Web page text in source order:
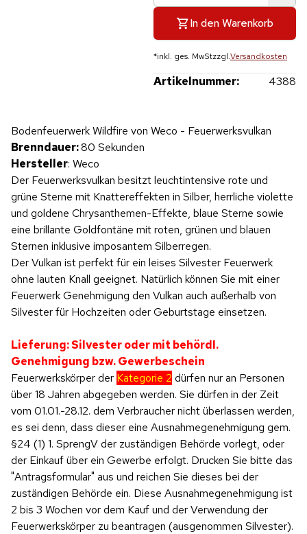
In den Warenkorb
*inkl. ges. MwStzzgl.Versandkosten
Artikelnummer: 4388
Produktvideo
Bodenfeuerwerk Wildfire von Weco - Feuerwerksvulkan
Brenndauer:80 Sekunden
Hersteller: Weco
Der Feuerwerksvulkan besitzt leuchtintensive rote und
grüne Sterne mit Knattereffekten in Silber, herrliche violette
und goldene Chrysanthemen-Effekte, blaue Sterne sowie
eine brillante Goldfontäne mit roten, grünen und blauen
Sternen inklusive imposantem Silberregen.
Der Vulkan ist perfekt für ein leises Silvester Feuerwerk
ohne lauten Knall geeignet. Natürlich können Sie mit einer
Feuerwerk Genehmigung den Vulkan auch außerhalb von
Silvester für Hochzeiten oder Geburtstage einsetzen.
Lieferung: Silvester oder mit behördl.
Genehmigung bzw. Gewerbeschein
Feuerwerkskörper der Kategorie 2 dürfen nur an Personen
über 18 Jahren abgegeben werden. Sie dürfen in der Zeit
vom 01.01.-28.12. dem Verbraucher nicht überlassen werden,
es sei denn, dass dieser eine Ausnahmegenehmigung gem.
§24 (1) 1. SprengV der zuständigen Behörde vorlegt, oder
der Einkauf über ein Gewerbe erfolgt. Drucken Sie bitte das
"Antragsformular" aus und reichen Sie dieses bei der
zuständigen Behörde ein. Diese Ausnahmegenehmigung ist
2 bis 3 Wochen vor dem Kauf und der Verwendung der
Feuerwerkskörper zu beantragen (ausgenommen Silvester).